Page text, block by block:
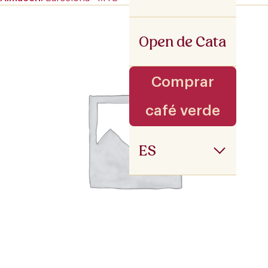
Open de Cata
Comprar
café verde
ES